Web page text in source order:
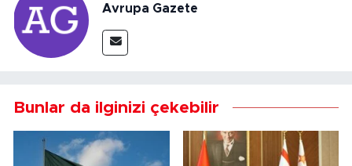
Avrupa Gazete
Bunlar da ilginizi çekebilir